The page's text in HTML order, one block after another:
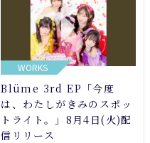
WORKS
Blüme 3rd EP「今度
は、わたしがきみのスポッ
トライト。」8月4日(火)配
信リリース